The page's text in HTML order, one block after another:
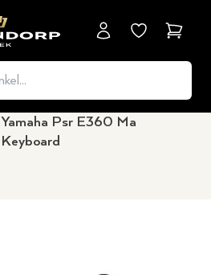
Yamaha Psr E360 Ma
Keyboard